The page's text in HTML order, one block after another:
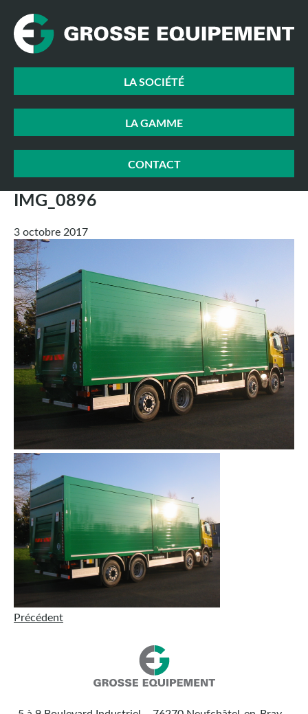
LA SOCIÉTÉ
LA GAMME
CONTACT
IMG_0896
3 octobre 2017
Précédent